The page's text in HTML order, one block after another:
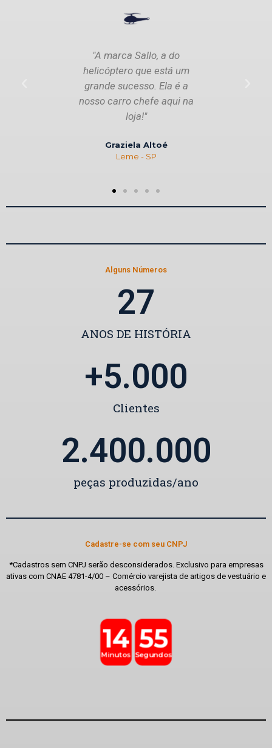
"A marca Sallo, a do
helicóptero que está um
grande sucesso. Ela é a
nosso carro chefe aqui na
loja!"
Graziela Altoé
Leme - SP
Alguns Números
ANOS DE HISTÓRIA
27
Clientes
+5.000
peças produzidas/ano
2.400.000
Cadastre-se com seu CNPJ
*Cadastros sem CNPJ serão desconsiderados. Exclusivo para empresas
ativas com CNAE 4781-4/00 – Comércio varejista de artigos de vestuário e
acessórios.
14
Minutos
55
Segundos